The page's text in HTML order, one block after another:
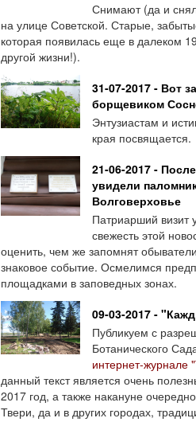
Снимают (да и
на улице Советской. Старые,
которая появилась еще в далеком
другой жизни!).
31-07-2017 - Вот
борщевиком
Энтузиастам и
края посвящается.
21-06-2017 -
увидели
Волговерховье
Патриарший визит
свежесть этой
оценить, чем же запомнят
знаковое событие. Осмелимся
площадками в заповедных зонах.
09-03-2017 -
Публикуем с
Ботанического
интернет-журнале
данный текст является очень
2017 год, а также накануне
Твери, да и в других городах,